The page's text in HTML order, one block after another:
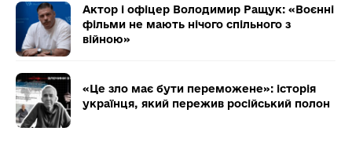
Актор і офіцер Володимир Ращук: «Воєнні
фільми не мають нічого спільного з
війною»
«Це зло має бути переможене»: історія
українця, який пережив російський полон